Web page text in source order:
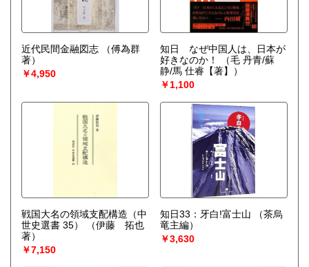
近代民間金融図志
（傅為群
著）
￥4,950
知日 なぜ中国人は、日本が
好きなのか！
（毛 丹青/蘇
静/馬 仕睿【著】）
￥1,100
戦国大名の領域支配構造（中
世史選書 35）
（伊藤 拓也
著）
￥7,150
知日33：牙白!富士山
（茶烏
竜主編）
￥3,630